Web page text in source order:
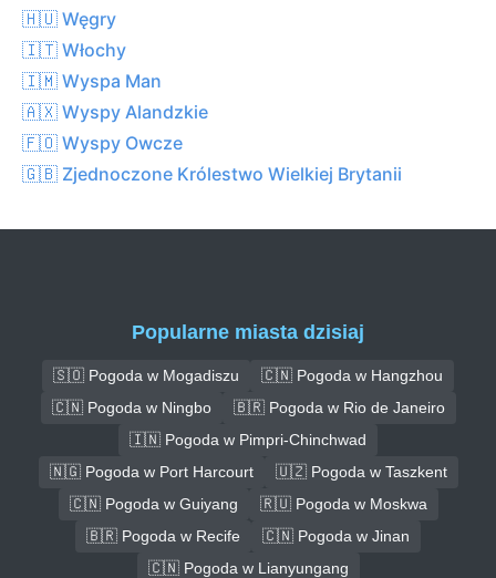
🇭🇺 Węgry
🇮🇹 Włochy
🇮🇲 Wyspa Man
🇦🇽 Wyspy Alandzkie
🇫🇴 Wyspy Owcze
🇬🇧 Zjednoczone Królestwo Wielkiej Brytanii
Popularne miasta dzisiaj
🇸🇴 Pogoda w Mogadiszu
🇨🇳 Pogoda w Hangzhou
🇨🇳 Pogoda w Ningbo
🇧🇷 Pogoda w Rio de Janeiro
🇮🇳 Pogoda w Pimpri-Chinchwad
🇳🇬 Pogoda w Port Harcourt
🇺🇿 Pogoda w Taszkent
🇨🇳 Pogoda w Guiyang
🇷🇺 Pogoda w Moskwa
🇧🇷 Pogoda w Recife
🇨🇳 Pogoda w Jinan
🇨🇳 Pogoda w Lianyungang